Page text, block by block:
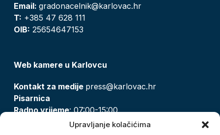
Upravljanje kolačićima
Email: gradonacelnik@karlovac.hr
T: +385 47 628 111
OIB: 25654647153
Web kamere u Karlovcu
Kontakt za medije press@karlovac.hr
Pisarnica
Radno vrijeme: 07:00-15:00
pisarnica@karlovac.hr